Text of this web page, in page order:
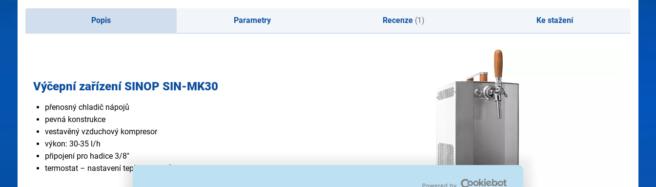
Popis Parametry Recenze(1) Ke stažení
Výčepní zařízení SINOP SIN-MK30
přenosný chladič nápojů
pevná konstrukce
vestavěný vzduchový kompresor
výkon: 30-35 l/h
připojení pro hadice 3/8"
termostat – nastavení teploty nápojů